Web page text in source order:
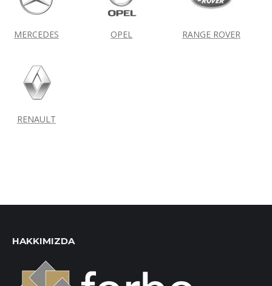
MERCEDES OPEL RANGE ROVER
RENAULT
HAKKIMIZDA